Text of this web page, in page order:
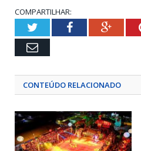
COMPARTILHAR:
TwitterFacebook
Email
CONTEÚDO RELACIONADO